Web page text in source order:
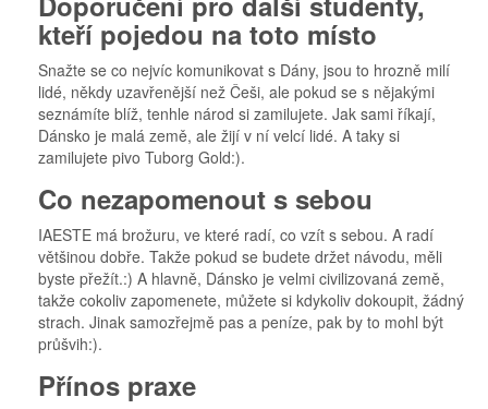
kteří pojedou na toto místo
Snažte se co nejvíc komunikovat s Dány, jsou to hrozně milí
lidé, někdy uzavřenější než Češi, ale pokud se s nějakými
seznámíte blíž, tenhle národ si zamilujete. Jak sami říkají,
Dánsko je malá země, ale žijí v ní velcí lidé. A taky si
zamilujete pivo Tuborg Gold:).
Co nezapomenout s sebou
IAESTE má brožuru, ve které radí, co vzít s sebou. A radí
většinou dobře. Takže pokud se budete držet návodu, měli
byste přežít.:) A hlavně, Dánsko je velmi civilizovaná země,
takže cokoliv zapomenete, můžete si kdykoliv dokoupit, žádný
strach. Jinak samozřejmě pas a peníze, pak by to mohl být
průšvih:).
Přínos praxe